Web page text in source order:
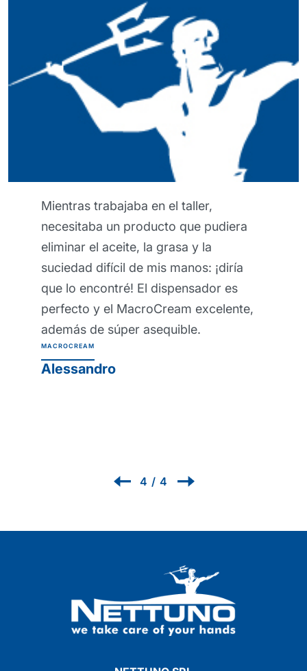
Esta crema barrera me pareció
realmente excepcional, porque puede
proteger mi piel incluso durante los
trabajos más pesados. ¡Mis manos
definitivamente han estado más
saludables desde que lo uso y
parecería imposible trabajar sin él
ahora! Crema protectora de barrera
profesional Protexsol
1/ 4